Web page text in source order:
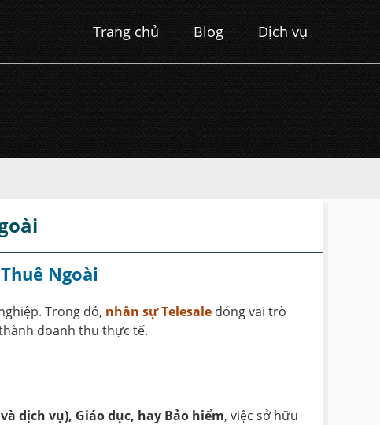
Trang chủ Blog Dịch vụ
Ngoài
Trong đó, nhân sự Telesale đóng vai trò
doanh thu thực tế.
dịch vụ), Giáo dục, hay Bảo hiểm, việc sở hữu